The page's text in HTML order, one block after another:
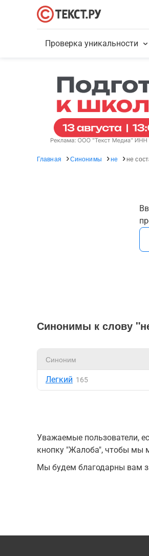
Проверка уникальности
Главная Синонимы не не
Синонимы к слову
Синоним
Легкий 165
Уважаемые пользователи,
кнопку "Жалоба", чтобы мы
Мы будем благодарны вам